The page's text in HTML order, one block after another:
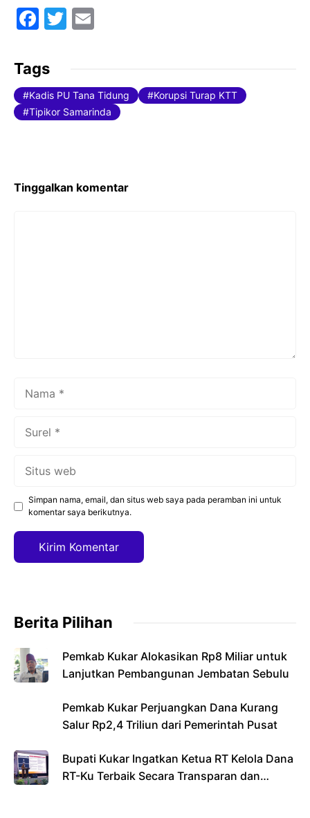
F
c
e
b
o
T
er l
Tags
Kadis PU Tana Tidung
Korupsi Turap KTT
Tipikor Samarinda
Tinggalkan komentar
Simpan nama, email, dan situs web saya pada peramban ini untuk
komentar saya berikutnya.
Berita Pilihan
Pemkab Kukar Alokasikan Rp8 Miliar untuk
Lanjutkan Pembangunan Jembatan Sebulu
Pemkab Kukar Perjuangkan Dana Kurang
Salur Rp2,4 Triliun dari Pemerintah Pusat
Bupati Kukar Ingatkan Ketua RT Kelola Dana
RT-Ku Terbaik Secara Transparan dan